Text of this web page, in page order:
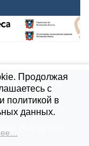
организаций
Карта сайта
2021
Продолжая
с
политикой в
данных.